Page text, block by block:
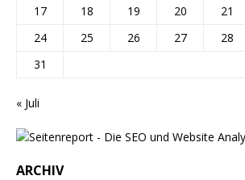
17
18 19 20 21
24
25 26 27 28
31
« Juli
ARCHIV